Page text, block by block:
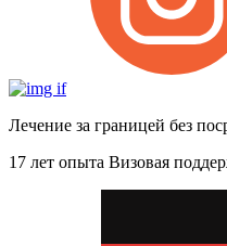
Лечение за границей без
17 лет опыта Визовая